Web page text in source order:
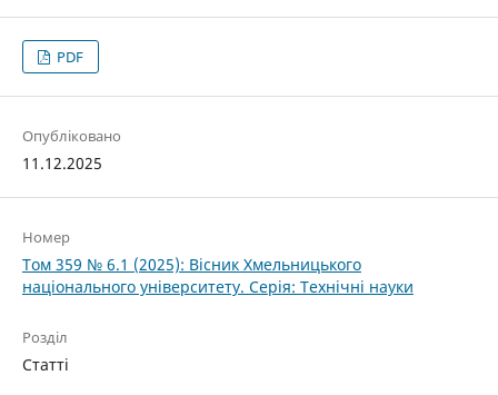
PDF
Опубліковано
11.12.2025
Номер
Том 359 № 6.1 (2025): Вісник Хмельницького
національного університету. Серія: Технічні науки
Розділ
Статті